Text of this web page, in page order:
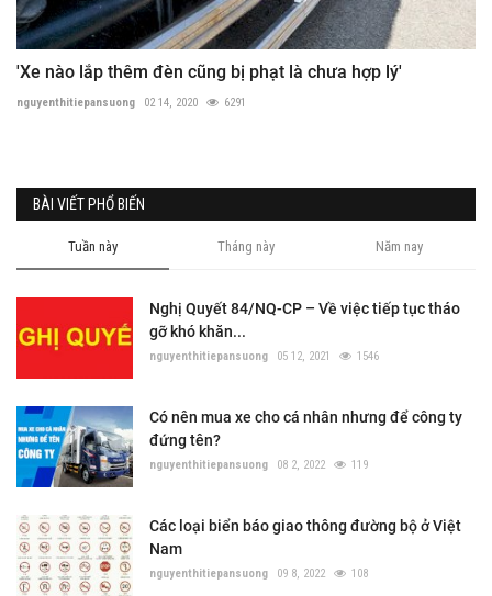
'Xe nào lắp thêm đèn cũng bị phạt là chưa hợp lý'
nguyenthitiepansuong 02 14, 2020 6291
BÀI VIẾT PHỔ BIẾN
Tuần này Tháng này Năm nay
Nghị Quyết 84/NQ-CP – Về việc tiếp tục tháo
gỡ khó khăn...
nguyenthitiepansuong 05 12, 2021 1546
Có nên mua xe cho cá nhân nhưng để công ty
đứng tên?
nguyenthitiepansuong 08 2, 2022 119
Các loại biển báo giao thông đường bộ ở Việt
Nam
nguyenthitiepansuong 09 8, 2022 108